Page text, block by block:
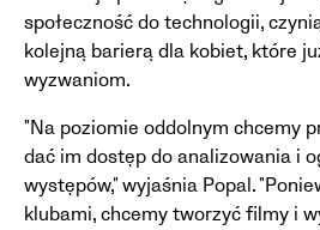
społeczność do technologii,
kolejną barierą dla kobiet, które
wyzwaniom.
"Na poziomie oddolnym chcemy
dać im dostęp do analizowania i
występów," wyjaśnia Popal.
klubami, chcemy tworzyć filmy i